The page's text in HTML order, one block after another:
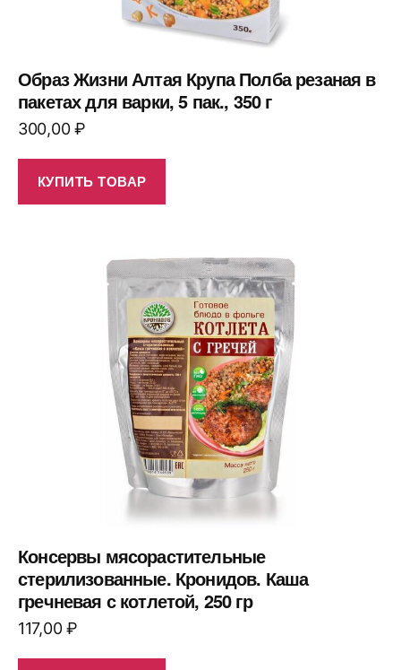
Образ Жизни Алтая Крупа Полба резаная в
пакетах для варки, 5 пак., 350 г
300,00₽
КУПИТЬ ТОВАР
Консервы мясорастительные
стерилизованные. Кронидов. Каша
гречневая с котлетой, 250 гр
117,00₽